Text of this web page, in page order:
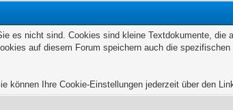
es nicht sind. Cookies sind kleine Textdokumente, die
auf diesem Forum speichern auch die
können Ihre Cookie-Einstellungen jederzeit über den